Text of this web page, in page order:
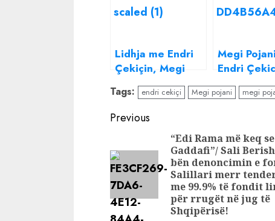
Lidhja me Endri
Çekiçin, Megi
Pojani reagon për
herë të parë
Megi
Endri
‘kapen’
bashkë, ja
Tags: endri cekiçi Megi pojani megi
Continue
Reading
Previous
“Edi Rama më keq se
Gaddafi”/ Sali
bën denoncimin e
Salillari merr
me 99.9% të fondit
për rrugët në jug të
Shqipërisë!